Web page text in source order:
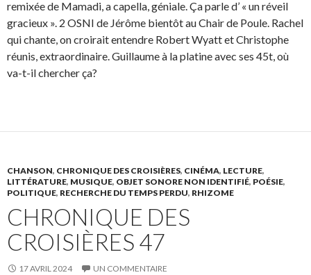
remixée de Mamadi, a capella, géniale. Ça parle d’ « un réveil
gracieux ». 2 OSNI de Jérôme bientôt au Chair de Poule. Rachel
qui chante, on croirait entendre Robert Wyatt et Christophe
réunis, extraordinaire. Guillaume à la platine avec ses 45t, où
va-t-il chercher ça?
CHANSON, CHRONIQUE DES CROISIÈRES, CINÉMA, LECTURE,
LITTÉRATURE, MUSIQUE, OBJET SONORE NON IDENTIFIÉ, POÉSIE,
POLITIQUE, RECHERCHE DU TEMPS PERDU, RHIZOME
CHRONIQUE DES
CROISIÈRES 47
17 AVRIL 2024 UN COMMENTAIRE